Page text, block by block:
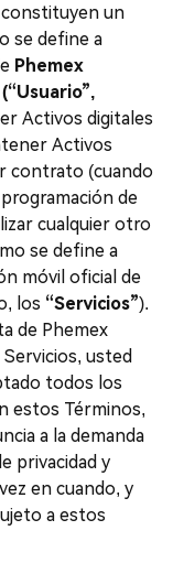
un
se define a
Phemex
(“Usuario”,
Activos digitales
Activos
contrato (cuando
de
cualquier otro
se define a
móvil oficial de
los “Servicios”).
de Phemex
usted
todos los
estos Términos,
a la demanda
privacidad y
en cuando, y
a estos